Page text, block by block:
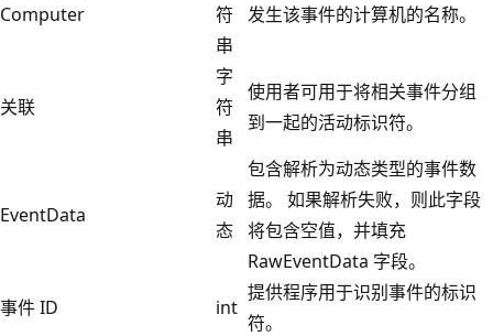
Computer
符
串
发生该事件的计算机的名称。
关联
字
符
串
使用者可用于将相关事件分组
到一起的活动标识符。
EventData
动
态
包含解析为动态类型的事件数
据。 如果解析失败，则此字段
将包含空值，并填充
RawEventData 字段。
事件 ID
int
提供程序用于识别事件的标识
符。